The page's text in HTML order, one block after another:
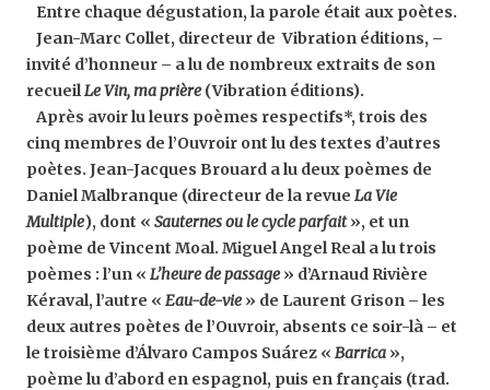
Entre chaque dégustation, la parole était aux poètes.
Jean-Marc Collet, directeur de Vibration éditions, –
invité d’honneur – a lu de nombreux extraits de son
recueil Le Vin, ma prière(Vibration éditions).
Après avoir lu leurs poèmes respectifs*, trois des
cinq membres de l’Ouvroir ont lu des textes d’autres
poètes. Jean-Jacques Brouard a lu deux poèmes de
Daniel Malbranque (directeur de la revue La Vie
Multiple), dont « Sauternes ou le cycle parfait», et un
poème de Vincent Moal. Miguel Angel Real a lu trois
poèmes : l’un « L’heure de passage» d’Arnaud Rivière
Kéraval, l’autre « Eau-de-vie» de Laurent Grison – les
deux autres poètes de l’Ouvroir, absents ce soir-là – et
le troisième d’Álvaro Campos Suárez « Barrica »,
poème lu d’abord en espagnol, puis en français (trad.